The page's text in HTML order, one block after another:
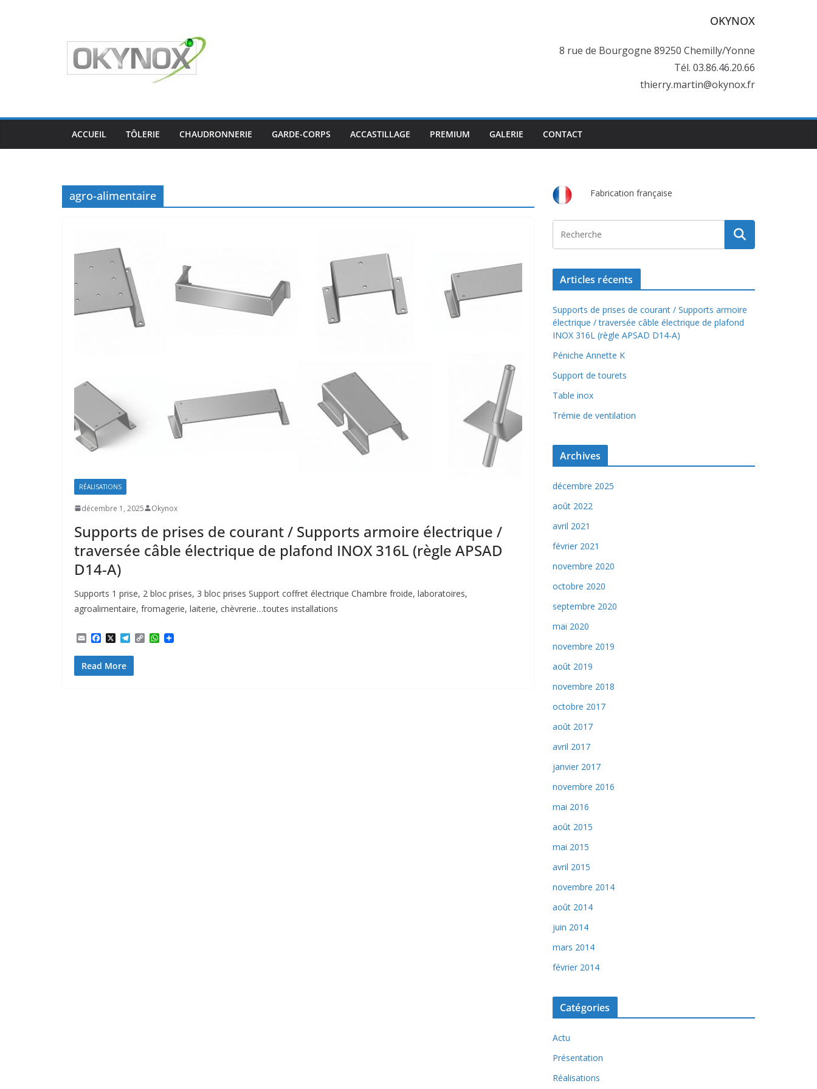
OKYNOX
8 rue de Bourgogne 89250 Chemilly/Yonne
Tél. 03.86.46.20.66
thierry.martin@okynox.fr
ACCUEIL TÔLERIE CHAUDRONNERIE GARDE-CORPS ACCASTILLAGE PREMIUM GALERIE CONTACT
agro-alimentaire
RÉALISATIONS
décembre 1, 2025 Okynox
Supports de prises de courant / Supports armoire électrique /
traversée câble électrique de plafond INOX 316L (règle APSAD
D14-A)
Supports 1 prise, 2 bloc prises, 3 bloc prises Support coffret électrique Chambre froide, laboratoires,
agroalimentaire, fromagerie, laiterie, chèvrerie…toutes installations
E
m
a
i
l
a
c
e
b
X T
e
l
g
C
o
W
h
Read More
Fabrication française
Articles récents
Supports de prises de courant / Supports armoire
électrique / traversée câble électrique de plafond
INOX 316L (règle APSAD D14-A)
Péniche Annette K
Support de tourets
Table inox
Trémie de ventilation
Archives
décembre 2025
août 2022
avril 2021
février 2021
novembre 2020
octobre 2020
septembre 2020
mai 2020
novembre 2019
août 2019
novembre 2018
octobre 2017
août 2017
avril 2017
janvier 2017
novembre 2016
mai 2016
août 2015
mai 2015
avril 2015
novembre 2014
août 2014
juin 2014
mars 2014
février 2014
Catégories
Actu
Présentation
Réalisations